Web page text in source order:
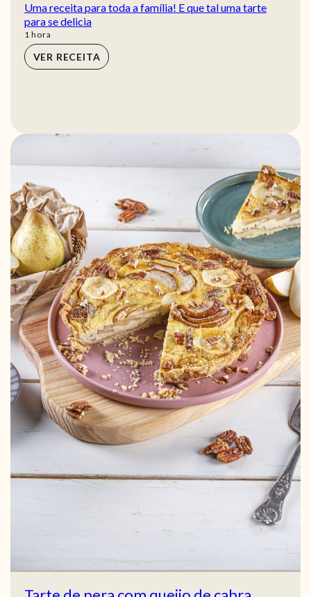
Uma receita para toda a família! E que tal uma tarte
para se delicia
1 hora
hora
VER RECEITA